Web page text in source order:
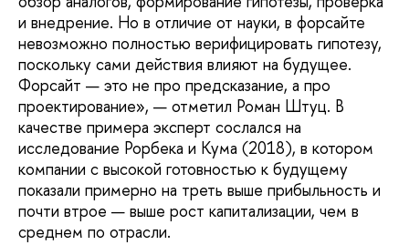
и внедрение. Но в отличие от науки, в форсайте
невозможно полностью верифицировать гипотезу,
поскольку сами действия влияют на будущее.
Форсайт — это не про предсказание, а про
проектирование», — отметил Роман Штуц. В
качестве примера эксперт сослался на
исследование Рорбека и Кума (2018), в котором
компании с высокой готовностью к будущему
показали примерно на треть выше прибыльность и
почти втрое — выше рост капитализации, чем в
среднем по отрасли.